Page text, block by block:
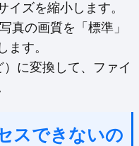
イズを縮小します。
真の画質を「標準」
ます。
に変換して、ファイ
スできないの